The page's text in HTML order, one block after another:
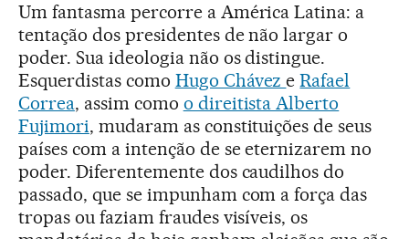
Um fantasma percorre a América Latina: a
tentação dos presidentes de não largar o
poder. Sua ideologia não os distingue.
Esquerdistas como Hugo ChávezeRafael
Correa, assim como o direitista Alberto
Fujimori, mudaram as constituições de seus
países com a intenção de se eternizarem no
poder. Diferentemente dos caudilhos do
passado, que se impunham com a força das
tropas ou faziam fraudes visíveis, os